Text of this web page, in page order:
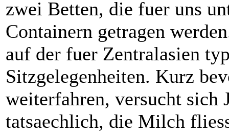
zwei Betten, die fuer uns
Containern getragen
auf der fuer Zentralasien
Sitzgelegenheiten. Kurz
weiterfahren, versucht sich
tatsaechlich, die Milch